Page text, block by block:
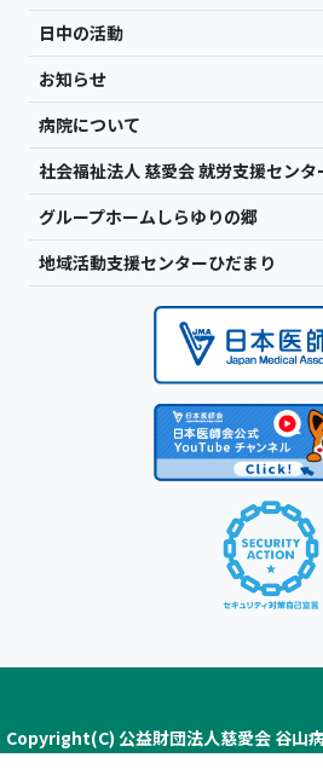
日中の活動
お知らせ
病院について
社会福祉法人 慈愛会 就労支援センタ
グループホームしらゆりの郷
地域活動支援センターひだまり
Copyright(C) 公益財団法人慈愛会 谷山